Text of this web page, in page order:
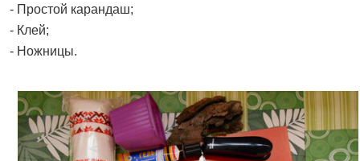
- Простой карандаш;
- Клей;
- Ножницы.